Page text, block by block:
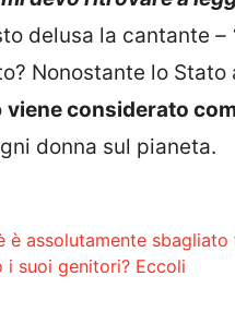
delusa la cantante –
Nonostante lo Stato
viene considerato
donna sul pianeta.
è assolutamente sbagliato
i suoi genitori? Eccoli